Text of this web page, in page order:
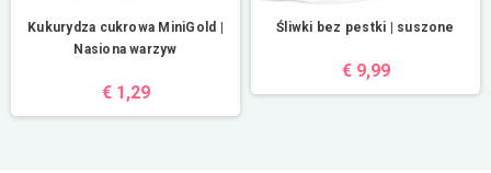
Kukurydza cukrowa MiniGold |
Nasiona warzyw
€ 1,29
Śliwki bez pestki | suszone
€ 9,99